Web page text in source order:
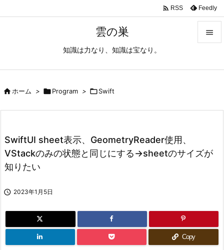
雲の巣
知識は力なり、知識は宝なり。


 RSS Feedly
ホーム > Program > Swift
SwiftUI sheet表示、GeometryReader使用、
VStackのみの状態と同じにする→sheetのサイズが
知りたい
 2023年1月5日
Copy